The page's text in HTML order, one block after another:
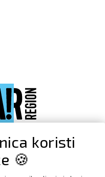
koristi
🍪